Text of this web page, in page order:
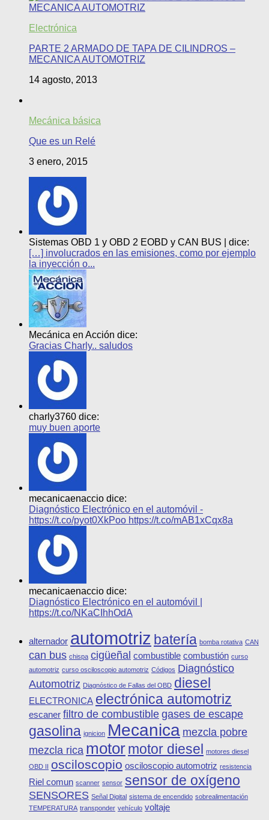
Electrónica
PARTE 2 ARMADO DE TAPA DE CILINDROS –
MECANICA AUTOMOTRIZ
14 agosto, 2013
Mecánica básica
Que es un Relé
3 enero, 2015
Sistemas OBD 1 y OBD 2 EOBD y CAN BUS | dice:
[…] involucrados en las emisiones, como por ejemplo
la inyección o...
Mecánica en Acción dice:
Gracias Charly.. saludos
charly3760 dice:
muy buen aporte
mecanicaenaccio dice:
Diagnóstico Electrónico en el automóvil -
https://t.co/pyot0XkPoo https://t.co/mAB1xCqx8a
mecanicaenaccio dice:
Diagnóstico Electrónico en el automóvil |
https://t.co/NKaCIhhOdA
alternador automotriz batería bomba rotativa CAN
can bus chispa cigüeñal combustible combustión curso
automotriz curso osciloscopio automotriz Códigos Diagnóstico
Automotriz Diagnóstico de Fallas del OBD diesel
ELECTRONICA electrónica automotriz
escaner filtro de combustiblegases de escape
gasolina ignicion Mecanica mezcla pobre
mezcla rica motormotor diesel motores diesel
OBD II osciloscopio osciloscopio automotriz resistencia
Riel comun scanner sensor sensor de oxígeno
SENSORES Señal Digital sistema de encendido sobrealimentación
TEMPERATURA transponder vehículo voltaje